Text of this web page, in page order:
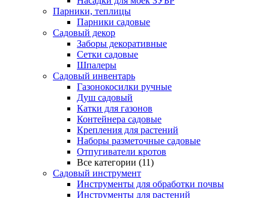
Парники, теплицы
Парники садовые
Садовый декор
Заборы декоративные
Сетки садовые
Шпалеры
Садовый инвентарь
Газонокосилки ручные
Душ садовый
Катки для газонов
Контейнера садовые
Крепления для растений
Наборы разметочные садовые
Отпугиватели кротов
Все категории (11)
Садовый инструмент
Инструменты для обработки почвы
Инструменты для растений